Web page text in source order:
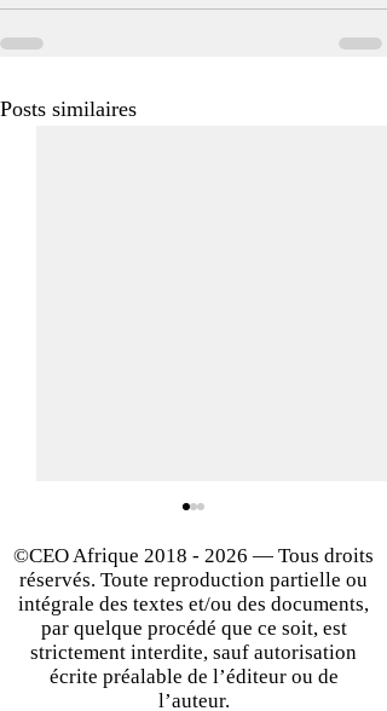
Posts similaires
Du bluff au génie : les
©CEO Afrique 2018 - 2026 — Tous droits
réservés. Toute reproduction partielle ou
intégrale des textes et/ou des documents,
par quelque procédé que ce soit, est
strictement interdite, sauf autorisation
écrite préalable de l’éditeur ou de
l’auteur.